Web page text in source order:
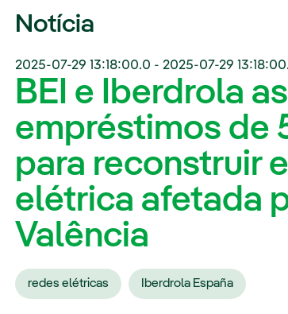
Notícia
2025-07-29 13:18:00.0 - 2025-07-29
BEI e Iberdrola
empréstimos de
para reconstruir
elétrica afetada
Valência
redes elétricas Iberdrola España